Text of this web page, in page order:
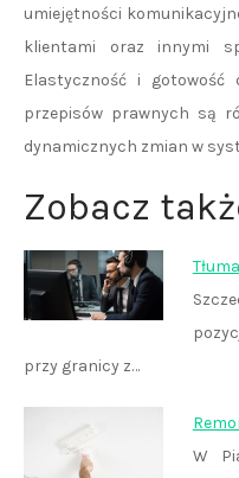
umiejętności
klientami oraz innymi
Elastyczność i
przepisów prawnych są
dynamicznych zmian w
Zobacz
przy granicy z…
W